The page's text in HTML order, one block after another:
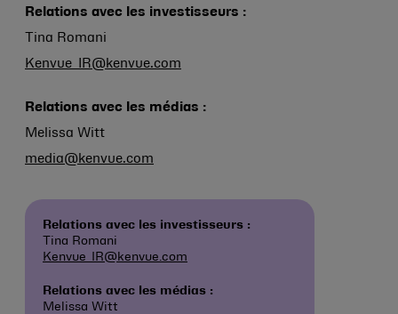
Relations avec les investisseurs :
Tina Romani
Kenvue_IR@kenvue.com
Relations avec les médias :
Melissa Witt
media@kenvue.com
Relations avec les investisseurs :
Tina Romani
Kenvue_IR@kenvue.com
Relations avec les médias :
Melissa Witt